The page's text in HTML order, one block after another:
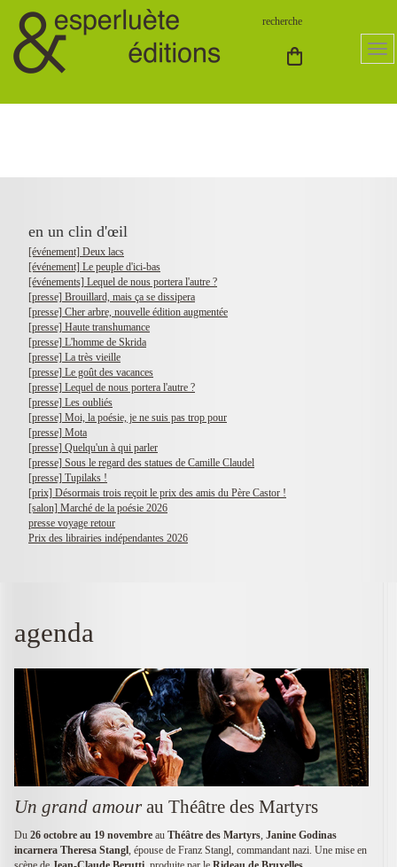
en un clin d'œil
[événement] Deux lacs
[événement] Le peuple d'ici-bas
[événements] Lequel de nous portera l'autre ?
[presse] Brouillard, mais ça se dissipera
[presse] Cher arbre, nouvelle édition augmentée
[presse] Haute transhumance
[presse] L'homme de Skrida
[presse] La très vieille
[presse] Le goût des vacances
[presse] Lequel de nous portera l'autre ?
[presse] Les oubliés
[presse] Moi, la poésie, je ne suis pas trop pour
[presse] Mota
[presse] Quelqu'un à qui parler
[presse] Sous le regard des statues de Camille Claudel
[presse] Tupilaks !
[prix] Désormais trois reçoit le prix des amis du Père Castor !
[salon] Marché de la poésie 2026
presse voyage retour
Prix des librairies indépendantes 2026
agenda
Un grand amourau Théâtre des Martyrs
Du 26 octobre au 19 novembre au Théâtre des Martyrs, Janine Godinas
incarnera Theresa Stangl, épouse de Franz Stangl, commandant nazi. Une mise en